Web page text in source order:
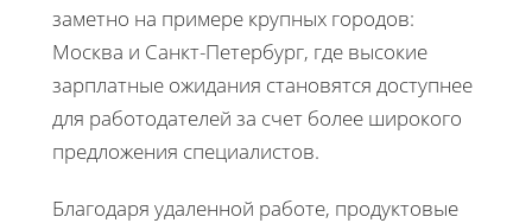
заметно на примере крупных городов:
Москва и Санкт-Петербург, где высокие
зарплатные ожидания становятся доступнее
для работодателей за счет более широкого
предложения специалистов.
Благодаря удаленной работе, продуктовые